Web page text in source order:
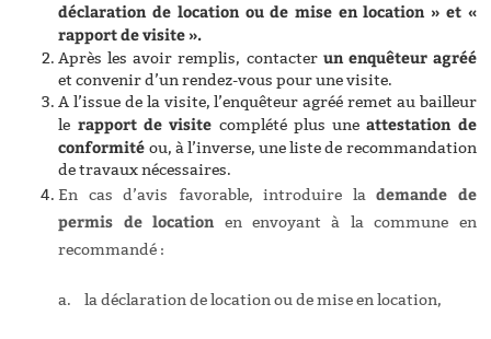
déclaration de location ou de mise en location » et «
rapport de visite ».
Après les avoir remplis, contacter un enquêteur agréé
et convenir d’un rendez-vous pour une visite.
A l’issue de la visite, l’enquêteur agréé remet au bailleur
le rapport de visite complété plus uneattestation de
conformité ou, à l’inverse, une liste de recommandation
de travaux nécessaires.
En cas d’avis favorable, introduire lademande de
permis de location en envoyant à la commune en
recommandé :
a. la déclaration de location ou de mise en location,